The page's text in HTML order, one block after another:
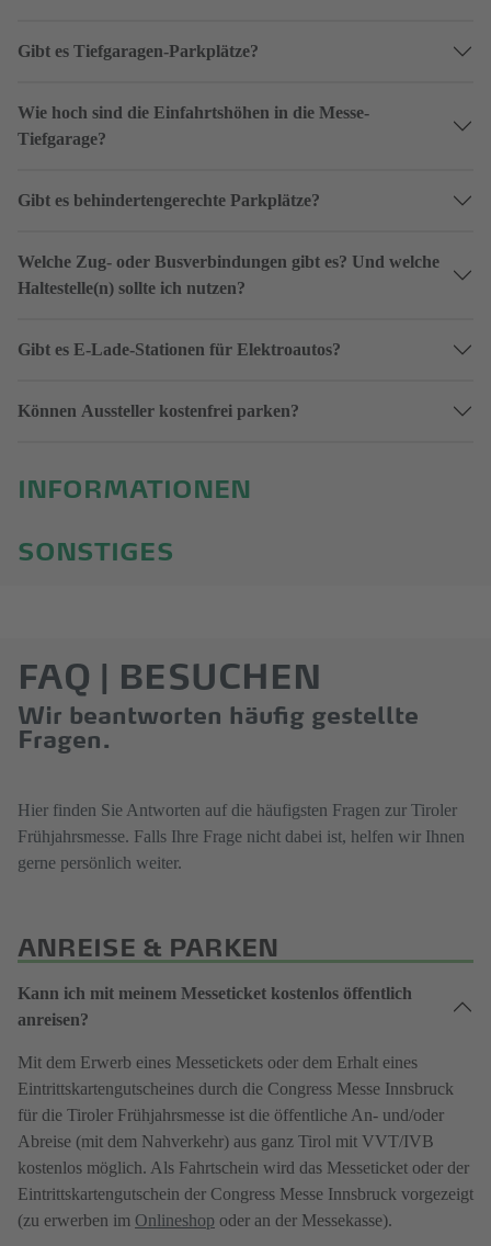
Gibt es Tiefgaragen-Parkplätze?
Wie hoch sind die Einfahrtshöhen in die Messe-
Tiefgarage?
Gibt es behindertengerechte Parkplätze?
Welche Zug- oder Busverbindungen gibt es? Und welche
Haltestelle(n) sollte ich nutzen?
Gibt es E-Lade-Stationen für Elektroautos?
Können Aussteller kostenfrei parken?
INFORMATIONEN
SONSTIGES
FAQ | BESUCHEN
Wir beantworten häufig gestellte
Fragen.
Hier finden Sie Antworten auf die häufigsten Fragen zur Tiroler
Frühjahrsmesse. Falls Ihre Frage nicht dabei ist, helfen wir Ihnen
gerne persönlich weiter.
ANREISE & PARKEN
Kann ich mit meinem Messeticket kostenlos öffentlich
anreisen?
Mit dem Erwerb eines Messetickets oder dem Erhalt eines
Eintrittskartengutscheines durch die Congress Messe Innsbruck
für die Tiroler Frühjahrsmesse ist die öffentliche An- und/oder
Abreise (mit dem Nahverkehr) aus ganz Tirol mit VVT/IVB
kostenlos möglich. Als Fahrtschein wird das Messeticket oder der
Eintrittskartengutschein der Congress Messe Innsbruck vorgezeigt
(zu erwerben im Onlineshop oder an der Messekasse).